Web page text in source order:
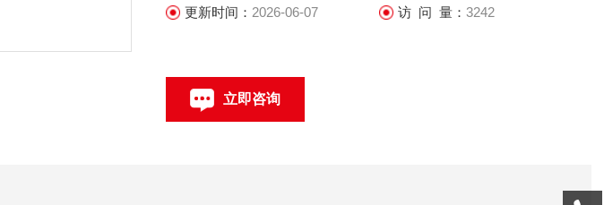
更新时间： 2026-06-07 访 问 量： 3242
立即咨询